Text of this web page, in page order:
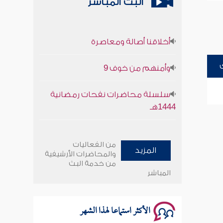
1444هـ
وأمنهم من خوف 9
المزيد
من الفعاليات
والمحاضرات الأرشيفية
من خدمة البث
المباشر
الأكثر استماعا لهذا الشهر